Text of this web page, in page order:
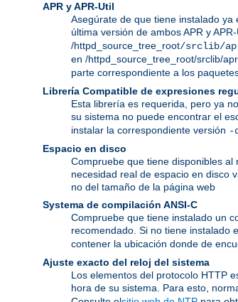
APR y APR-Util
Asegúrate de que tiene instalado ya
última versión de ambos APR y
/httpd_source_tree_root/srclib/
en /httpd_source_tree_root/srclib/
parte correspondiente a los
Librería Compatible de expresiones
Esta librería es requerida, pero ya
su sistema no puede encontrar el
instalar la correspondiente versión -
Espacio en disco
Compruebe que tiene disponibles
necesidad real de espacio en disco
no del tamaño de la página web
Systema de compilación ANSI-C
Compruebe que tiene instalado un
recomendado. Si no tiene instalado
contener la ubicación donde de
Ajuste exacto del reloj del sistema
Los elementos del protocolo HTTP
hora de su sistema. Para esto,